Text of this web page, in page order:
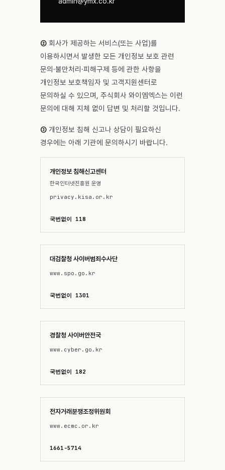
② 회사가 제공하는 서비스(또는 사업)를
이용하시면서 발생한 모든 개인정보 보호 관련
문의·불만처리·피해구제 등에 관한 사항을
개인정보 보호책임자 및 고객지원센터로
문의하실 수 있으며, 주식회사 와이엠엑스는 이런
문의에 대해 지체 없이 답변 및 처리할 것입니다.
③ 개인정보 침해 신고나 상담이 필요하신
경우에는 아래 기관에 문의하시기 바랍니다.
개인정보 침해신고센터
한국인터넷진흥원 운영
privacy.kisa.or.kr
국번없이 118
대검찰청 사이버범죄수사단
www.spo.go.kr
국번없이 1301
경찰청 사이버안전국
www.cyber.go.kr
국번없이 182
전자거래분쟁조정위원회
www.ecmc.or.kr
1661-5714